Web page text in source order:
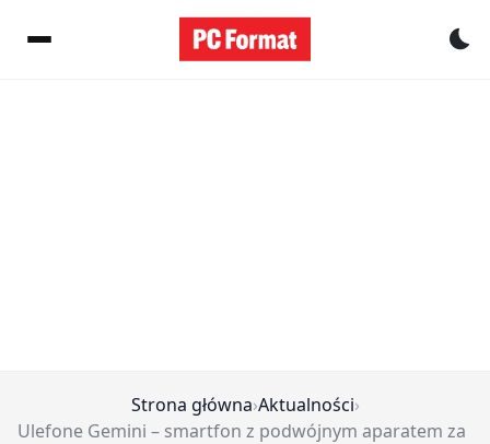
Strona główna›Aktualności›
Ulefone Gemini – smartfon z podwójnym aparatem za